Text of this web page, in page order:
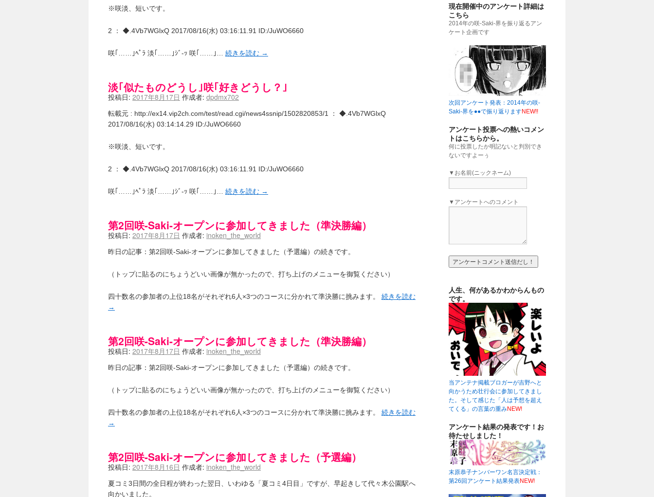
※咲淡、短いです。
2 ： ◆.4Vb7WGlxQ 2017/08/16(水) 03:16:11.91 ID:/JuWO6660
咲｢……｣ﾍﾟﾗ 淡｢……｣ｼﾞ-ｯ 咲｢……｣… 続きを読む →
淡｢似たものどうし｣咲｢好きどうし？｣
投稿日: 2017年8月17日 作成者: dpdmx702
転載元 : http://ex14.vip2ch.com/test/read.cgi/news4ssnip/1502820853/1 ： ◆.4Vb7WGlxQ
2017/08/16(水) 03:14:14.29 ID:/JuWO6660
※咲淡、短いです。
2 ： ◆.4Vb7WGlxQ 2017/08/16(水) 03:16:11.91 ID:/JuWO6660
咲｢……｣ﾍﾟﾗ 淡｢……｣ｼﾞ-ｯ 咲｢……｣… 続きを読む →
第2回咲-Saki-オープンに参加してきました（準決勝編）
投稿日: 2017年8月17日 作成者: inoken_the_world
昨日の記事：第2回咲-Saki-オープンに参加してきました（予選編）の続きです。
（トップに貼るのにちょうどいい画像が無かったので、打ち上げのメニューを御覧ください）
四十数名の参加者の上位18名がそれぞれ6人×3つのコースに分かれて準決勝に挑みます。 続きを読む
→
第2回咲-Saki-オープンに参加してきました（準決勝編）
投稿日: 2017年8月17日 作成者: inoken_the_world
昨日の記事：第2回咲-Saki-オープンに参加してきました（予選編）の続きです。
（トップに貼るのにちょうどいい画像が無かったので、打ち上げのメニューを御覧ください）
四十数名の参加者の上位18名がそれぞれ6人×3つのコースに分かれて準決勝に挑みます。 続きを読む
→
第2回咲-Saki-オープンに参加してきました（予選編）
投稿日: 2017年8月16日 作成者: inoken_the_world
夏コミ3日間の全日程が終わった翌日、いわゆる「夏コミ4日目」ですが、早起きして代々木公園駅へ
向かいました。
現在開催中のアンケート詳細は
こちら
2014年の咲-Saki-界を振り返るアン
ケート企画です
次回アンケート発表：2014年の咲-
Saki-界を●●で振り返りますNEW!!
アンケート投票への熱いコメン
トはこちらから。
何に投票したか明記ないと判別でき
ないですよーぅ
▼お名前(ニックネーム)
▼アンケートへのコメント
人生、何があるかわからんもの
です。
当アンテナ掲載ブロガーが吉野へと
向かうため壮行会に参加してきまし
た。そして感じた「人は予想を超え
てくる」の言葉の重みNEW!
アンケート結果の発表です！お
待たせしました！
末原恭子ナンバーワン名言決定戦：
第26回アンケート結果発表NEW!